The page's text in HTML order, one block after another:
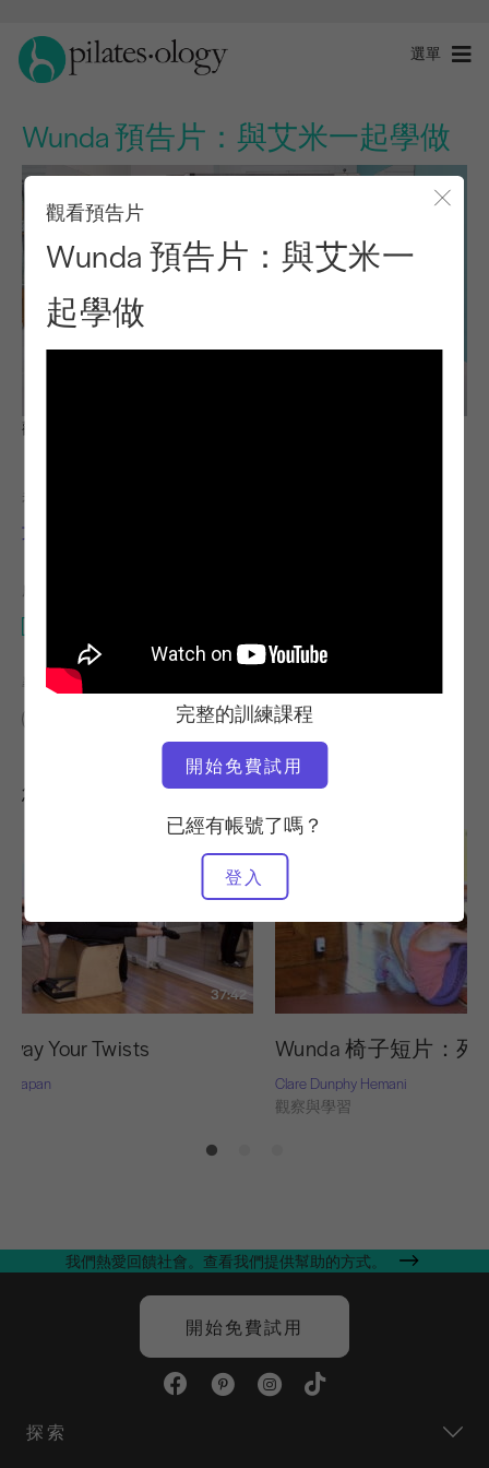
選單
Wunda 預告片：與艾米一起學做
觀看預告片
Wunda 預告片：與艾米一
起學做
完整的訓練課程
開始免費試用
已經有帳號了嗎？
登入
觀察與學習
老師
艾米·伯格
所需設備
尋找類似的課程
Wunda 椅子
您可能也會喜歡的其他訓練課程
37:42
Your Twists
Capan
Wunda 椅子短片：死
Clare Dunphy Hemani
觀察與學習
我們熱愛回饋社會。查看我們提供幫助的方式。
開始免費試用
探索